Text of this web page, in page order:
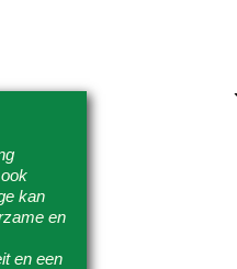
kan
en
en een